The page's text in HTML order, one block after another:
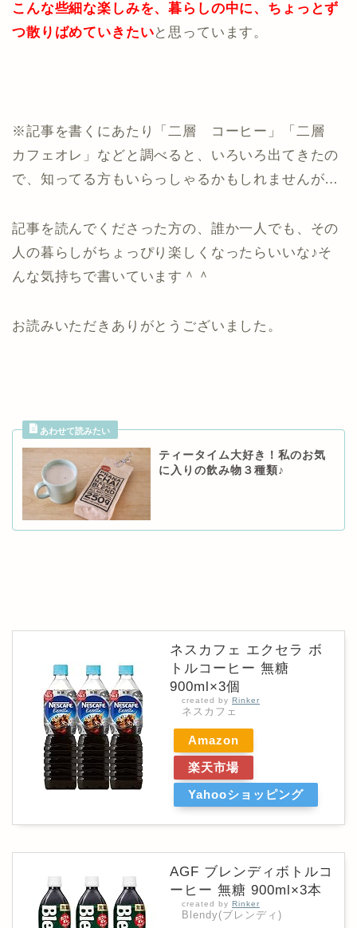
こんな些細な楽しみを、暮らしの中に、ちょっとず
つ散りばめていきたいと思っています。
※記事を書くにあたり「二層 コーヒー」「二層
カフェオレ」などと調べると、いろいろ出てきたの
で、知ってる方もいらっしゃるかもしれませんが…
記事を読んでくださった方の、誰か一人でも、その
人の暮らしがちょっぴり楽しくなったらいいな♪そ
んな気持ちで書いています＾＾
お読みいただきありがとうございました。
ティータイム大好き！私のお気
に入りの飲み物３種類♪
ネスカフェ エクセラ ボ
トルコーヒー 無糖
900ml×3個
created by Rinker
ネスカフェ
Amazon
楽天市場
Yahooショッピング
AGF ブレンディボトルコ
ーヒー 無糖 900ml×3本
created by Rinker
Blendy(ブレンディ)